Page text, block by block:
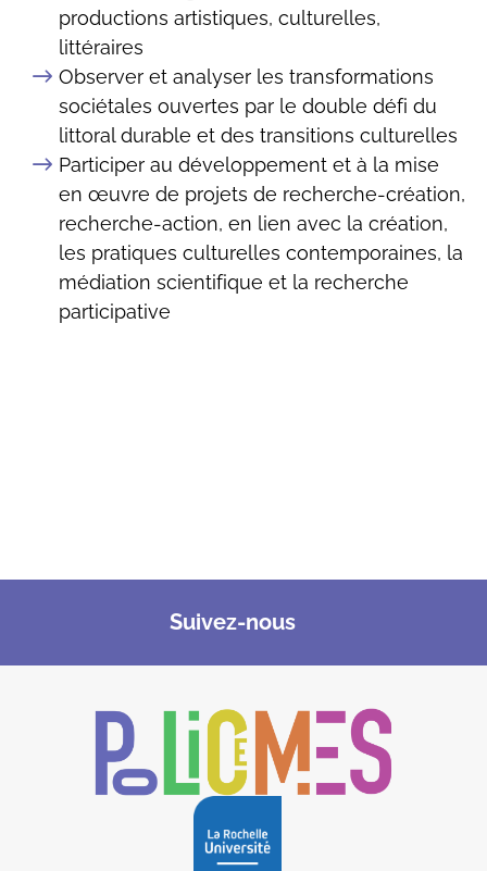
productions artistiques, culturelles,
littéraires
Observer et analyser les transformations
sociétales ouvertes par le double défi du
littoral durable et des transitions culturelles
Participer au développement et à la mise
en œuvre de projets de recherche-création,
recherche-action, en lien avec la création,
les pratiques culturelles contemporaines, la
médiation scientifique et la recherche
participative
Suivez-nous